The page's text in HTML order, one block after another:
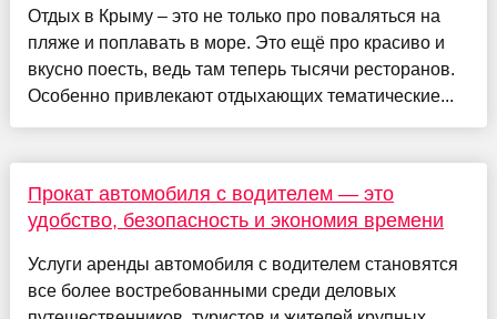
Отдых в Крыму – это не только про поваляться на
пляже и поплавать в море. Это ещё про красиво и
вкусно поесть, ведь там теперь тысячи ресторанов.
Особенно привлекают отдыхающих тематические...
Прокат автомобиля с водителем — это
удобство, безопасность и экономия времени
Услуги аренды автомобиля с водителем становятся
все более востребованными среди деловых